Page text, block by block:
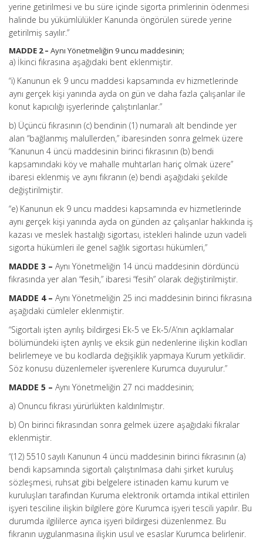
yerine getirilmesi ve bu süre içinde sigorta primlerinin ödenmesi
halinde bu yükümlülükler Kanunda öngörülen sürede yerine
getirilmiş sayılır.”
MADDE 2 – Aynı Yönetmeliğin 9 uncu maddesinin;
a) İkinci fıkrasına aşağıdaki bent eklenmiştir.
“i) Kanunun ek 9 uncu maddesi kapsamında ev hizmetlerinde
aynı gerçek kişi yanında ayda on gün ve daha fazla çalışanlar ile
konut kapıcılığı işyerlerinde çalıştırılanlar.”
b) Üçüncü fıkrasının (c) bendinin (1) numaralı alt bendinde yer
alan “bağlanmış malullerden,” ibaresinden sonra gelmek üzere
“Kanunun 4 üncü maddesinin birinci fıkrasının (b) bendi
kapsamındaki köy ve mahalle muhtarları hariç olmak üzere”
ibaresi eklenmiş ve aynı fıkranın (e) bendi aşağıdaki şekilde
değiştirilmiştir.
“e) Kanunun ek 9 uncu maddesi kapsamında ev hizmetlerinde
aynı gerçek kişi yanında ayda on günden az çalışanlar hakkında iş
kazası ve meslek hastalığı sigortası, istekleri halinde uzun vadeli
sigorta hükümleri ile genel sağlık sigortası hükümleri,”
MADDE 3 – Aynı Yönetmeliğin 14 üncü maddesinin dördüncü
fıkrasında yer alan “fesih,” ibaresi “fesih” olarak değiştirilmiştir.
MADDE 4 – Aynı Yönetmeliğin 25 inci maddesinin birinci fıkrasına
aşağıdaki cümleler eklenmiştir.
“Sigortalı işten ayrılış bildirgesi Ek-5 ve Ek-5/A’nın açıklamalar
bölümündeki işten ayrılış ve eksik gün nedenlerine ilişkin kodları
belirlemeye ve bu kodlarda değişiklik yapmaya Kurum yetkilidir.
Söz konusu düzenlemeler işverenlere Kurumca duyurulur.”
MADDE 5 – Aynı Yönetmeliğin 27 nci maddesinin;
a) Onuncu fıkrası yürürlükten kaldırılmıştır.
b) On birinci fıkrasından sonra gelmek üzere aşağıdaki fıkralar
eklenmiştir.
“(12) 5510 sayılı Kanunun 4 üncü maddesinin birinci fıkrasının (a)
bendi kapsamında sigortalı çalıştırılmasa dahi şirket kuruluş
sözleşmesi, ruhsat gibi belgelere istinaden kamu kurum ve
kuruluşları tarafından Kuruma elektronik ortamda intikal ettirilen
işyeri tesciline ilişkin bilgilere göre Kurumca işyeri tescili yapılır. Bu
durumda ilgililerce ayrıca işyeri bildirgesi düzenlenmez. Bu
fıkranın uygulanmasına ilişkin usul ve esaslar Kurumca belirlenir.